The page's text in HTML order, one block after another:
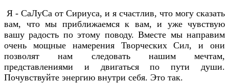
Я - СаЛуСа от Сириуса, и я счастлив, что могу сказать
вам, что мы приближаемся к вам, и уже чувствую
вашу радость по этому поводу. Вместе мы направим
очень мощные намерения Творческих Сил, и они
позволят нам следовать нашим мечтам,
представлениями и двигаться по пути души.
Почувствуйте энергию внутри себя. Это так.